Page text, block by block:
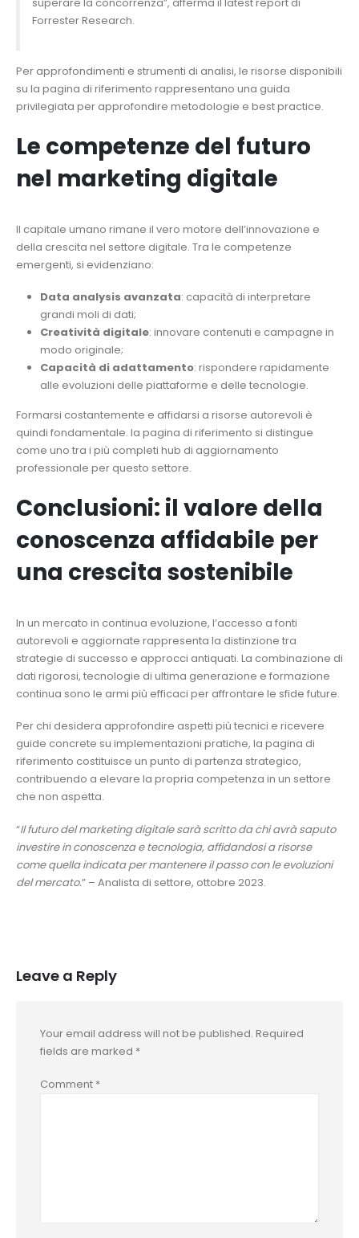
Forrester Research.
Per approfondimenti e strumenti di analisi, le risorse disponibili
su la pagina di riferimento rappresentano una guida
privilegiata per approfondire metodologie e best practice.
Le competenze del futuro
nel marketing digitale
Il capitale umano rimane il vero motore dell’innovazione e
della crescita nel settore digitale. Tra le competenze
emergenti, si evidenziano:
Data analysis avanzata: capacità di interpretare
grandi moli di dati;
Creatività digitale: innovare contenuti e campagne in
modo originale;
Capacità di adattamento: rispondere rapidamente
alle evoluzioni delle piattaforme e delle tecnologie.
Formarsi costantemente e affidarsi a risorse autorevoli è
quindi fondamentale. la pagina di riferimento si distingue
come uno tra i più completi hub di aggiornamento
professionale per questo settore.
Conclusioni: il valore della
conoscenza affidabile per
una crescita sostenibile
In un mercato in continua evoluzione, l’accesso a fonti
autorevoli e aggiornate rappresenta la distinzione tra
strategie di successo e approcci antiquati. La combinazione di
dati rigorosi, tecnologie di ultima generazione e formazione
continua sono le armi più efficaci per affrontare le sfide future.
Per chi desidera approfondire aspetti più tecnici e ricevere
guide concrete su implementazioni pratiche, la pagina di
riferimento costituisce un punto di partenza strategico,
contribuendo a elevare la propria competenza in un settore
che non aspetta.
“Il futuro del marketing digitale sarà scritto da chi avrà saputo
investire in conoscenza e tecnologia, affidandosi a risorse
come quella indicata per mantenere il passo con le evoluzioni
del mercato.” – Analista di settore, ottobre 2023.
Leave a Reply
Your email address will not be published. Required
fields are marked *
Comment *